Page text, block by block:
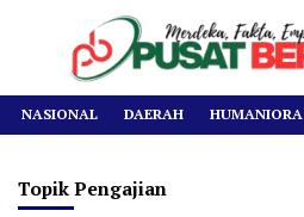
NASIONAL DAERAH HUMANIORA
Topik Pengajian